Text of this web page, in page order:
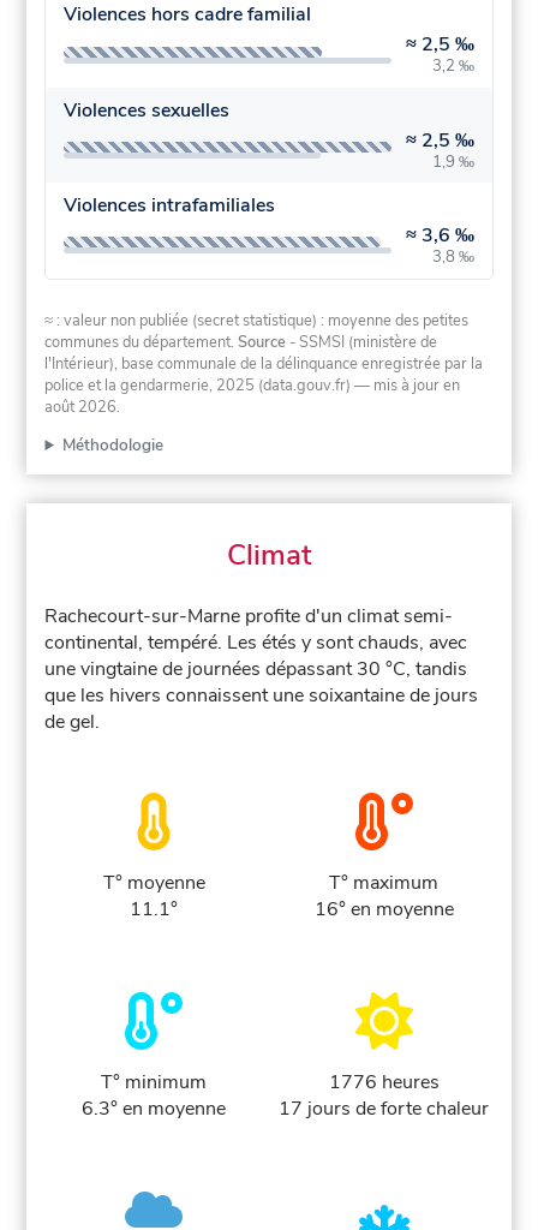
Violences hors cadre familial
≈ 2,5 ‰
3,2 ‰
Violences sexuelles
≈ 2,5 ‰
1,9 ‰
Violences intrafamiliales
≈ 3,6 ‰
3,8 ‰
≈ : valeur non publiée (secret statistique) : moyenne des petites
communes du département.Source - SSMSI (ministère de
l'Intérieur), base communale de la délinquance enregistrée par la
police et la gendarmerie, 2025 (data.gouv.fr) — mis à jour en
août 2026.
Méthodologie
Climat
Rachecourt-sur-Marne profite d'un climat semi-
continental, tempéré. Les étés y sont chauds, avec
une vingtaine de journées dépassant 30 °C, tandis
que les hivers connaissent une soixantaine de jours
de gel.
T° moyenne
11.1°
T° maximum
16° en moyenne
T° minimum
6.3° en moyenne
1776 heures
17 jours de forte chaleur